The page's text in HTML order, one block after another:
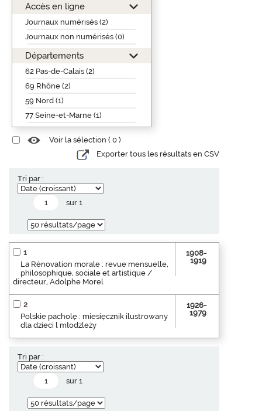
Accès en ligne
Journaux numérisés (2)
Journaux non numérisés (0)
Départements
62 Pas-de-Calais (2)
69 Rhône (2)
59 Nord (1)
77 Seine-et-Marne (1)
Voir la sélection ( 0 )
Exporter tous les résultats en CSV
Tri par :
sur 1
1
La Rénovation morale : revue mensuelle,
philosophique, sociale et artistique /
directeur, Adolphe Morel
1908-
1919
2
Polskie pacholę : miesięcznik ilustrowany
dla dzieci l młodzleży
1926-
1979
Tri par :
sur 1